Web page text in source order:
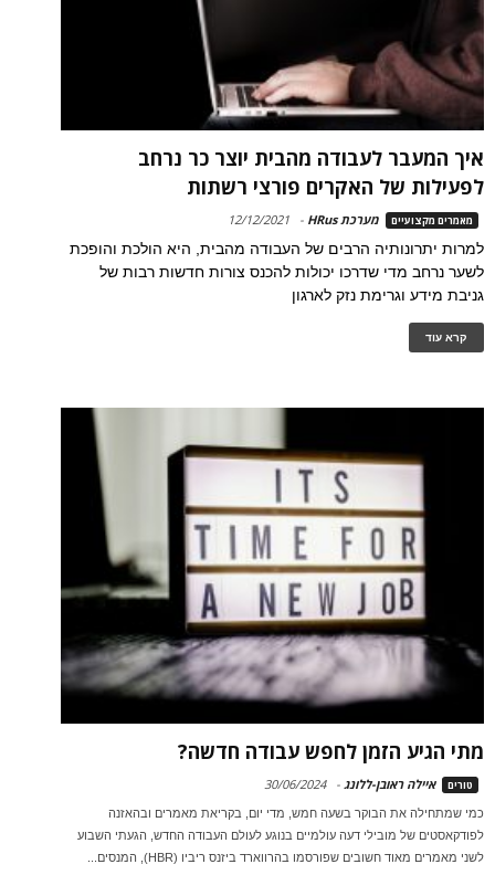
איך המעבר לעבודה מהבית יוצר כר נרחב
לפעילות של האקרים פורצי רשתות
מאמרים מקצועיים מערכת HRus -
12/12/2021
למרות יתרונותיה הרבים של העבודה מהבית, היא הולכת והופכת
לשער נרחב מדי שדרכו יכולות להכנס צורות חדשות רבות של
גניבת מידע וגרימת נזק לארגון
קרא עוד
מתי הגיע הזמן לחפש עבודה חדשה?
טורים איילה ראובן-ללונג -
30/06/2024
כמי שמתחילה את הבוקר בשעה חמש, מדי יום, בקריאת מאמרים ובהאזנה
לפודקאסטים של מובילי דעה עולמיים בנוגע לעולם העבודה החדש, הגעתי השבוע
לשני מאמרים מאוד חשובים שפורסמו בהרווארד ביזנס ריביו (HBR), המנסים...